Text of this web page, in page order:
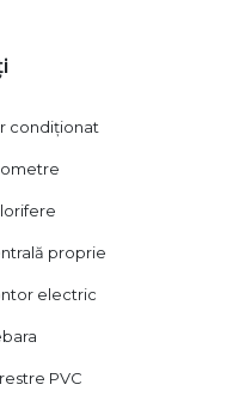
Civil.
această proprietate.
sunt cele perfecte, ci
condiționat
proprie
electric
PVC